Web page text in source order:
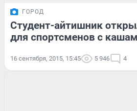
ГОРОД
Студент-айтишник
для спортсменов с
16 сентября, 2015, 15:45 5 946 4